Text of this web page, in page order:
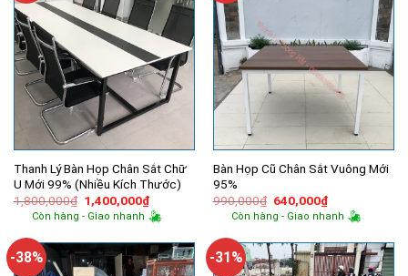
Thanh Lý Bàn Họp Chân Sắt Chữ
U Mới 99% (Nhiều Kích Thước)
1,800,000₫ Giá
gốc
là:
1,400,000₫Giá
hiện
tại
1,400,000₫.
Còn hàng - Giao nhanh
Bàn Họp Cũ Chân Sắt Vuông Mới
95%
990,000₫ Giá
gốc
là:
640,000₫Giá
hiện
tại
640,000₫.
Còn hàng - Giao nhanh
-38% -31%